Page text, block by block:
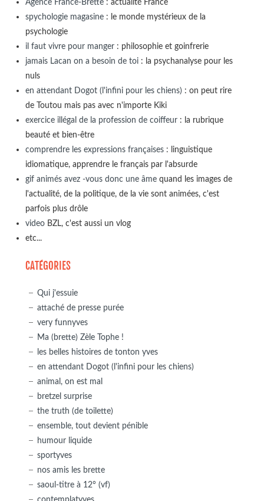
Agence France-Brette: actualité France
spychologie magasine: le monde mystérieux de la
psychologie
il faut vivre pour manger: philosophie et goinfrerie
jamais Lacan on a besoin de toi: la psychanalyse pour les
nuls
en attendant Dogot (l'infini pour les chiens): on peut rire
de Toutou mais pas avec n'importe Kiki
exercice illégal de la profession de coiffeur: la rubrique
beauté et bien-être
comprendre les expressions françaises: linguistique
idiomatique, apprendre le français par l'absurde
gif animés avez -vous donc une âmequand les images de
l'actualité, de la politique, de la vie sont animées, c'est
parfois plus drôle
videoBZL, c'est aussi un vlog
etc...
CATÉGORIES
Qui j'essuie
attaché de presse purée
very funnyves
Ma (brette) Zèle Tophe !
les belles histoires de tonton yves
en attendant Dogot (l'infini pour les chiens)
animal, on est mal
bretzel surprise
the truth (de toilette)
ensemble, tout devient pénible
humour liquide
sportyves
nos amis les brette
saoul-titre à 12° (vf)